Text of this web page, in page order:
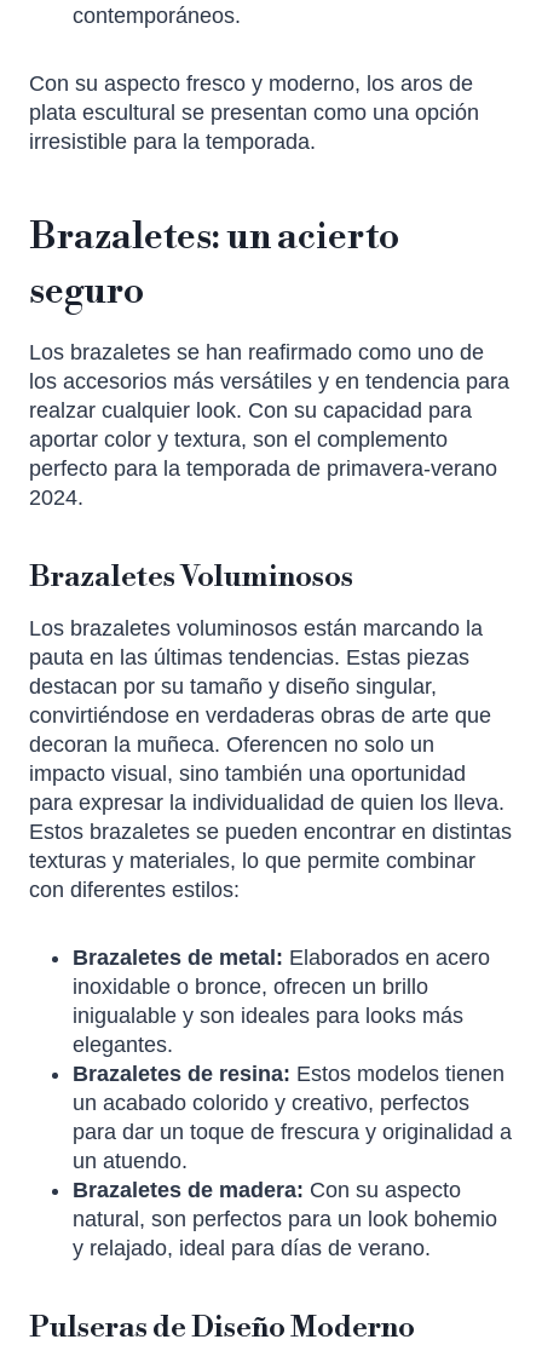
contemporáneos.
Con su aspecto fresco y moderno, los aros de
plata escultural se presentan como una opción
irresistible para la temporada.
Brazaletes: un acierto
seguro
Los brazaletes se han reafirmado como uno de
los accesorios más versátiles y en tendencia para
realzar cualquier look. Con su capacidad para
aportar color y textura, son el complemento
perfecto para la temporada de primavera-verano
2024.
Brazaletes Voluminosos
Los brazaletes voluminosos están marcando la
pauta en las últimas tendencias. Estas piezas
destacan por su tamaño y diseño singular,
convirtiéndose en verdaderas obras de arte que
decoran la muñeca. Oferencen no solo un
impacto visual, sino también una oportunidad
para expresar la individualidad de quien los lleva.
Estos brazaletes se pueden encontrar en distintas
texturas y materiales, lo que permite combinar
con diferentes estilos:
Brazaletes de metal: Elaborados en acero
inoxidable o bronce, ofrecen un brillo
inigualable y son ideales para looks más
elegantes.
Brazaletes de resina: Estos modelos tienen
un acabado colorido y creativo, perfectos
para dar un toque de frescura y originalidad a
un atuendo.
Brazaletes de madera: Con su aspecto
natural, son perfectos para un look bohemio
y relajado, ideal para días de verano.
Pulseras de Diseño Moderno